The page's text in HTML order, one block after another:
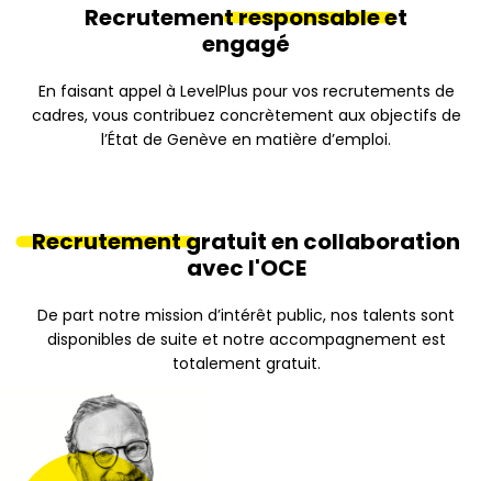
Recrutementresponsableet
engagé
En faisant appel à LevelPlus pour vos recrutements de
cadres, vous contribuez concrètement aux objectifs de
l’État de Genève en matière d’emploi.
Recrutementgratuit en collaboration
avec l'OCE
De part notre mission d’intérêt public, nos talents sont
disponibles de suite et notre accompagnement est
totalement gratuit.